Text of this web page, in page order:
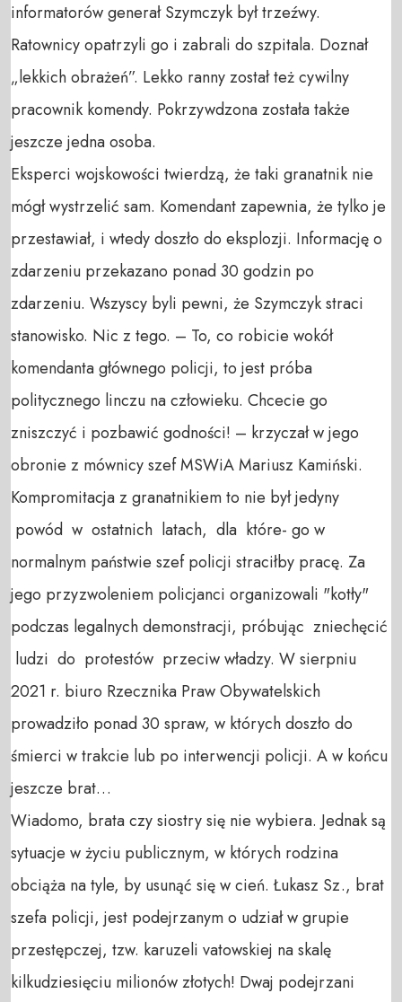
informatorów generał Szymczyk był trzeźwy.
Ratownicy opatrzyli go i zabrali do szpitala. Doznał
„lekkich obrażeń”. Lekko ranny został też cywilny
pracownik komendy. Pokrzywdzona została także
jeszcze jedna osoba.
Eksperci wojskowości twierdzą, że taki granatnik nie
mógł wystrzelić sam. Komendant zapewnia, że tylko je
przestawiał, i wtedy doszło do eksplozji. Informację o
zdarzeniu przekazano ponad 30 godzin po
zdarzeniu. Wszyscy byli pewni, że Szymczyk straci
stanowisko. Nic z tego. – To, co robicie wokół
komendanta głównego policji, to jest próba
politycznego linczu na człowieku. Chcecie go
zniszczyć i pozbawić godności! – krzyczał w jego
obronie z mównicy szef MSWiA Mariusz Kamiński.
Kompromitacja z granatnikiem to nie był jedyny
powód w ostatnich latach, dla które- go w
normalnym państwie szef policji straciłby pracę. Za
jego przyzwoleniem policjanci organizowali "kotły"
podczas legalnych demonstracji, próbując zniechęcić
ludzi do protestów przeciw władzy. W sierpniu
2021 r. biuro Rzecznika Praw Obywatelskich
prowadziło ponad 30 spraw, w których doszło do
śmierci w trakcie lub po interwencji policji. A w końcu
jeszcze brat…
Wiadomo, brata czy siostry się nie wybiera. Jednak są
sytuacje w życiu publicznym, w których rodzina
obciąża na tyle, by usunąć się w cień. Łukasz Sz., brat
szefa policji, jest podejrzanym o udział w grupie
przestępczej, tzw. karuzeli vatowskiej na skalę
kilkudziesięciu milionów złotych! Dwaj podejrzani